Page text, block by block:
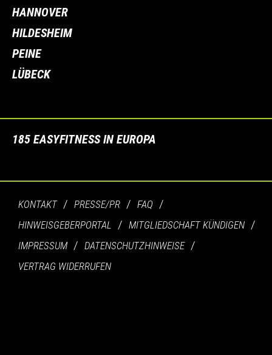
HANNOVER
HILDESHEIM
PEINE
LÜBECK
185 EASYFITNESS IN EUROPA
KONTAKT PRESSE/PR
FAQ
HINWEISGEBERPORTAL
MITGLIEDSCHAFT KÜNDIGEN
IMPRESSUM
DATENSCHUTZHINWEISE
VERTRAG WIDERRUFEN